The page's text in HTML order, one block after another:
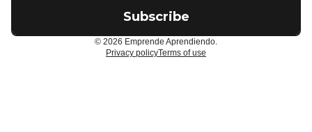
© 2026 Emprende Aprendiendo.
Privacy policyTerms of use